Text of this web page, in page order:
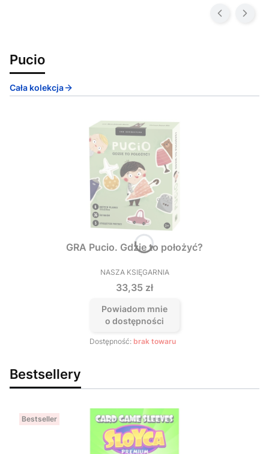
Pucio
Cała kolekcja
GRA Pucio. Gdzie to położyć?
PRODUCENT
NASZA KSIĘGARNIA
Cena
33,35 zł
Powiadom mnie
o dostępności
Dostępność: brak towaru
Bestsellery
Bestseller